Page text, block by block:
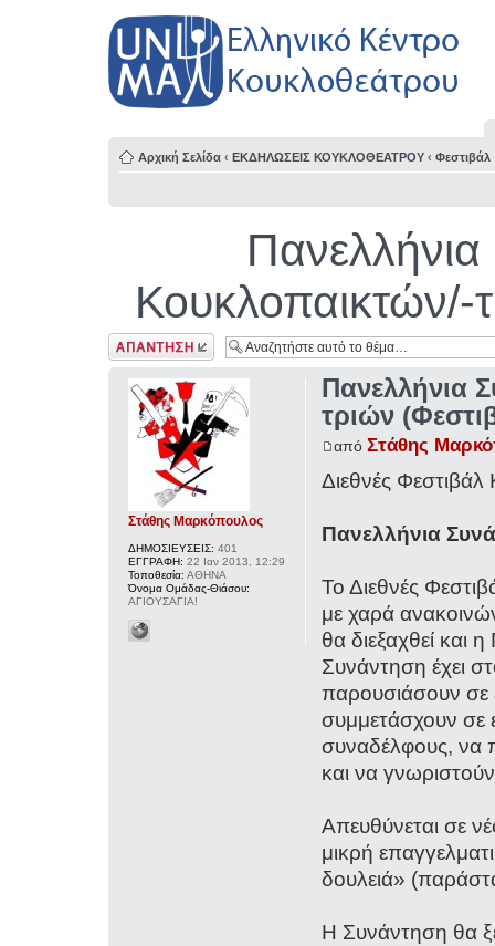
Αρχική Σελίδα ‹ ΕΚΔΗΛΩΣΕΙΣ ΚΟΥΚΛΟΘΕΑΤΡΟΥ ‹ Φεστιβάλ
Κουκλοπαικτών/-
Δημιουργία
απάντησης
Πανελλήνια
τριών
απόΣτάθης
Διεθνές
Πανελλήνια
Το Διεθνές
με χαρά
θα διεξαχθεί
Συνάντηση έχει
παρουσιάσουν σε
συμμετάσχουν σε
συναδέλφους, να
και να
Απευθύνεται σε
μικρή
δουλειά»
Η Συνάντηση θα
Στάθης Μαρκόπουλος
ΔΗΜΟΣΙΕΥΣΕΙΣ: 401
ΕΓΓΡΑΦΗ: 22 Ιαν 2013, 12:29
Τοποθεσία: ΑΘΗΝΑ
Όνομα Ομάδας-Θιάσου:
ΑΓΙΟΥΣΑΓΙΑ!